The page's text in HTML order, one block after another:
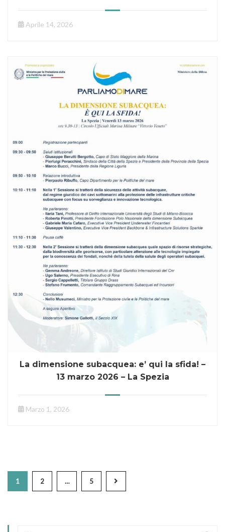
Aprile 14, 2026
La dimensione subacquea: e’ qui la sfida! –
13 marzo 2026 – La Spezia
Marzo 1, 2026
1 2 … 5